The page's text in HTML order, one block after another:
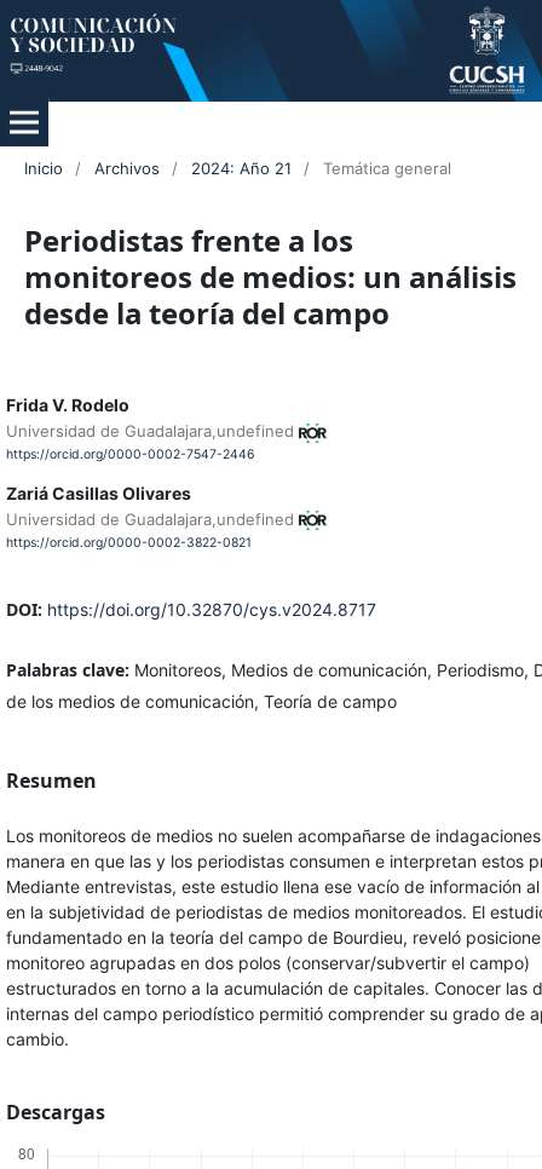
Inicio / Archivos / 2024: Año 21 / Temática general
Periodistas frente a los
monitoreos de medios: un análisis
desde la teoría del campo
Frida V. Rodelo
Universidad de Guadalajara,undefined
https://orcid.org/0000-0002-7547-2446
Zariá Casillas Olivares
Universidad de Guadalajara,undefined
https://orcid.org/0000-0002-3822-0821
DOI: https://doi.org/10.32870/cys.v2024.8717
Palabras clave: Monitoreos, Medios de comunicación, Periodismo,
de los medios de comunicación, Teoría de campo
Resumen
Los monitoreos de medios no suelen acompañarse de
manera en que las y los periodistas consumen e interpretan estos
Mediante entrevistas, este estudio llena ese vacío de información
en la subjetividad de periodistas de medios monitoreados. El
fundamentado en la teoría del campo de Bourdieu, reveló
monitoreo agrupadas en dos polos (conservar/subvertir el campo)
estructurados en torno a la acumulación de capitales. Conocer las
internas del campo periodístico permitió comprender su grado de
cambio.
Descargas